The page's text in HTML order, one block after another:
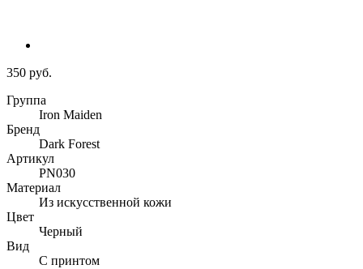
350 руб.
Группа
Iron Maiden
Бренд
Dark Forest
Артикул
PN030
Материал
Из искусственной кожи
Цвет
Черный
Вид
С принтом